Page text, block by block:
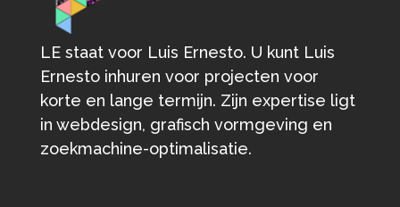
LE staat voor Luis Ernesto. U kunt Luis
Ernesto inhuren voor projecten voor
korte en lange termijn. Zijn expertise ligt
in webdesign, grafisch vormgeving en
zoekmachine-optimalisatie.